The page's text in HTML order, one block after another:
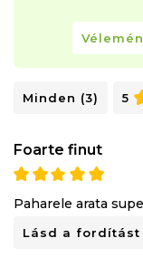
Minden (3) 5
Foarte finut
Paharele arata
Lásd a fordítást